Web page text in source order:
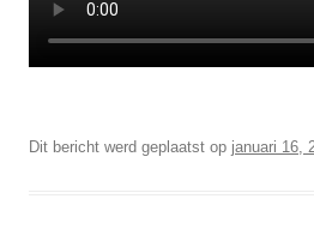
Dit bericht werd geplaatst op januari 16,